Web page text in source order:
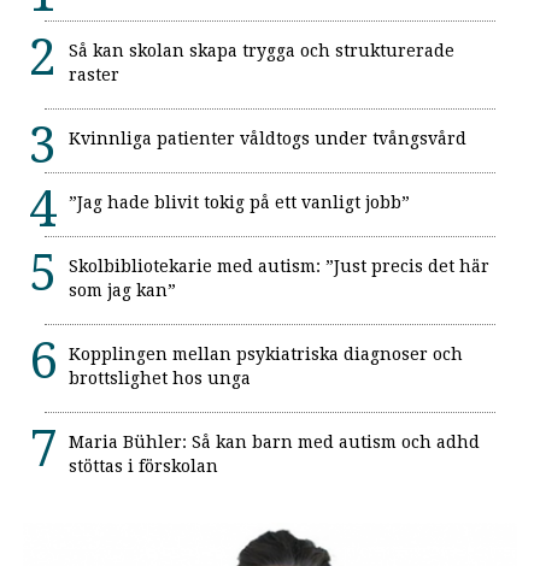
Så kan skolan skapa trygga och strukturerade
raster
Kvinnliga patienter våldtogs under tvångsvård
”Jag hade blivit tokig på ett vanligt jobb”
Skolbibliotekarie med autism: ”Just precis det här
som jag kan”
Kopplingen mellan psykiatriska diagnoser och
brottslighet hos unga
Maria Bühler: Så kan barn med autism och adhd
stöttas i förskolan